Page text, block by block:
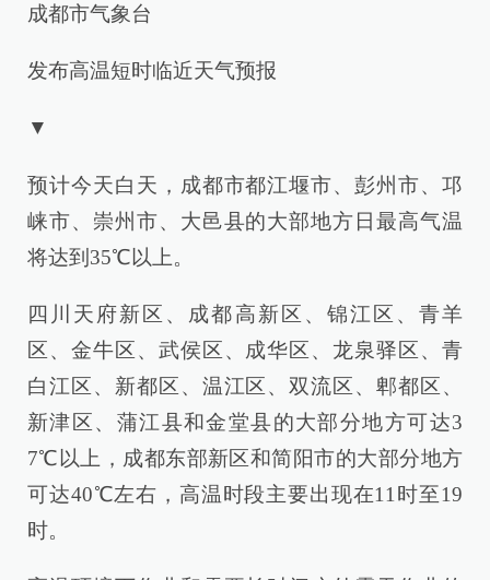
成都市气象台
发布高温短时临近天气预报
▼
预计今天白天，成都市都江堰市、彭州市、邛
崃市、崇州市、大邑县的大部地方日最高气温
将达到35℃以上。
四川天府新区、成都高新区、锦江区、青羊
区、金牛区、武侯区、成华区、龙泉驿区、青
白江区、新都区、温江区、双流区、郫都区、
新津区、蒲江县和金堂县的大部分地方可达3
7℃以上，成都东部新区和简阳市的大部分地方
可达40℃左右，高温时段主要出现在11时至19
时。